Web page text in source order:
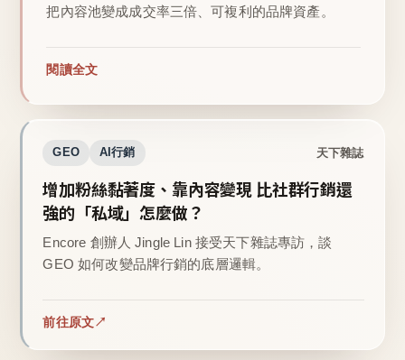
把內容池變成成交率三倍、可複利的品牌資產。
閱讀全文
GEO AI行銷 天下雜誌
增加粉絲黏著度、靠內容變現 比社群行銷還
強的「私域」怎麼做？
Encore 創辦人 Jingle Lin 接受天下雜誌專訪，談
GEO 如何改變品牌行銷的底層邏輯。
前往原文